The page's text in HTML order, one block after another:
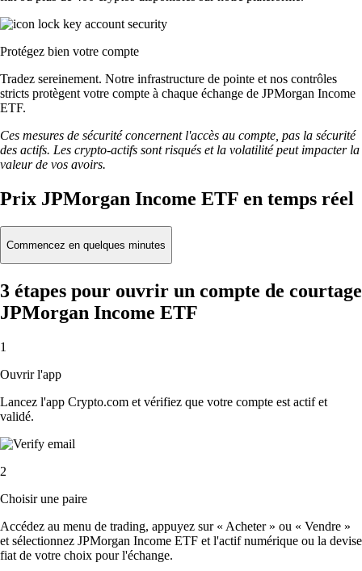
Protégez bien votre compte
Tradez sereinement. Notre infrastructure de pointe et nos contrôles
stricts protègent votre compte à chaque échange de JPMorgan Income
ETF.
Ces mesures de sécurité concernent l'accès au compte, pas la sécurité
des actifs. Les crypto-actifs sont risqués et la volatilité peut impacter la
valeur de vos avoirs.
Prix JPMorgan Income ETF en temps réel
Commencez en quelques minutes
3 étapes pour ouvrir un compte de courtage
JPMorgan Income ETF
1
Ouvrir l'app
Lancez l'app Crypto.com et vérifiez que votre compte est actif et
validé.
2
Choisir une paire
Accédez au menu de trading, appuyez sur « Acheter » ou « Vendre »
et sélectionnez JPMorgan Income ETF et l'actif numérique ou la devise
fiat de votre choix pour l'échange.